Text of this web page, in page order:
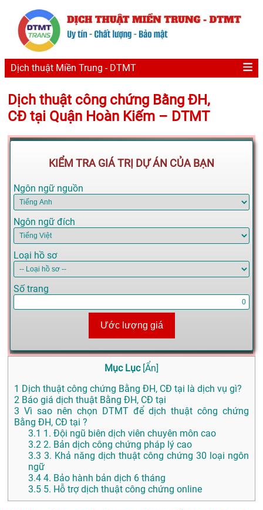
Dịch thuật Miền Trung - DTMT
Dịch thuật công chứng Bằng ĐH,
CĐ tại Quận Hoàn Kiếm – DTMT
KIỂM TRA GIÁ TRỊ DỰ ÁN CỦA BẠN
Ngôn ngữ nguồn
Ngôn ngữ đích
Loại hồ sơ
Số trang
Ước lượng giá
Mục Lục [Ẩn]
1 Dịch thuật công chứng Bằng ĐH, CĐ tại là dịch vụ gì?
2 Báo giá dịch thuật Bằng ĐH, CĐ tại
3 Vì sao nên chọn DTMT để dịch thuật công chứng
Bằng ĐH, CĐ tại ?
3.1 1. Đội ngũ biên dịch viên chuyên môn cao
3.2 2. Bản dịch công chứng pháp lý cao
3.3 3. Khả năng dịch thuật công chứng 30 loại ngôn
ngữ
3.4 4. Bảo hành bản dịch 6 tháng
3.5 5. Hỗ trợ dịch thuật công chứng online